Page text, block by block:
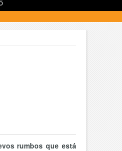
rumbos que está